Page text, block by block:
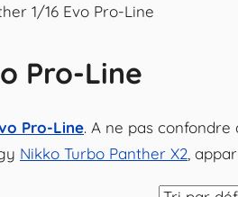
1/16 Evo Pro-Line
Pro-Line
Pro-Line. A ne pas
Nikko Turbo Panther X2 ,